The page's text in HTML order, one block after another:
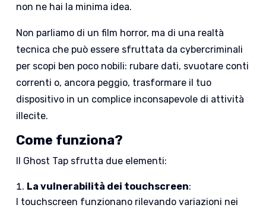
non ne hai la minima idea.
Non parliamo di un film horror, ma di una realtà
tecnica che può essere sfruttata da cybercriminali
per scopi ben poco nobili: rubare dati, svuotare conti
correnti o, ancora peggio, trasformare il tuo
dispositivo in un complice inconsapevole di attività
illecite.
Come funziona?
Il Ghost Tap sfrutta due elementi:
La vulnerabilità dei touchscreen:
I touchscreen funzionano rilevando variazioni nei